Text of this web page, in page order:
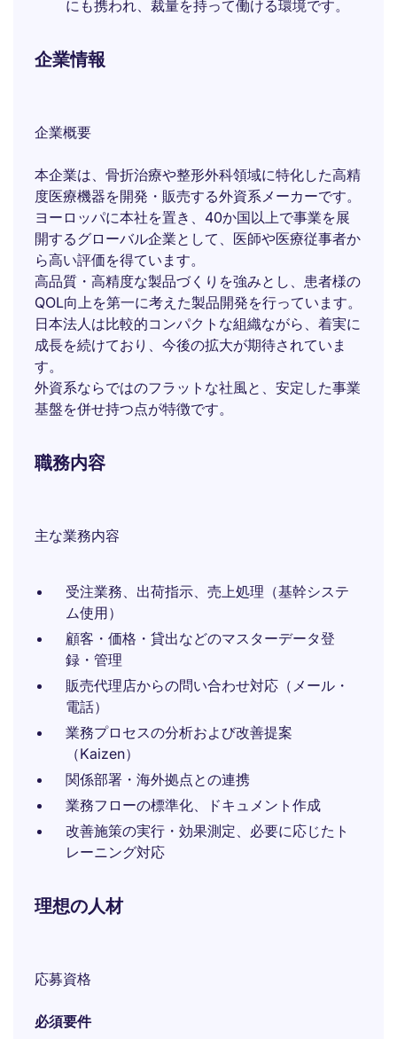
にも携われ、裁量を持って働ける環境です。
企業情報
企業概要
本企業は、骨折治療や整形外科領域に特化した高精
度医療機器を開発・販売する外資系メーカーです。
ヨーロッパに本社を置き、40か国以上で事業を展
開するグローバル企業として、医師や医療従事者か
ら高い評価を得ています。
高品質・高精度な製品づくりを強みとし、患者様の
QOL向上を第一に考えた製品開発を行っています。
日本法人は比較的コンパクトな組織ながら、着実に
成長を続けており、今後の拡大が期待されていま
す。
外資系ならではのフラットな社風と、安定した事業
基盤を併せ持つ点が特徴です。
職務内容
主な業務内容
受注業務、出荷指示、売上処理（基幹システ
ム使用）
顧客・価格・貸出などのマスターデータ登
録・管理
販売代理店からの問い合わせ対応（メール・
電話）
業務プロセスの分析および改善提案
（Kaizen）
関係部署・海外拠点との連携
業務フローの標準化、ドキュメント作成
改善施策の実行・効果測定、必要に応じたト
レーニング対応
理想の人材
応募資格
必須要件